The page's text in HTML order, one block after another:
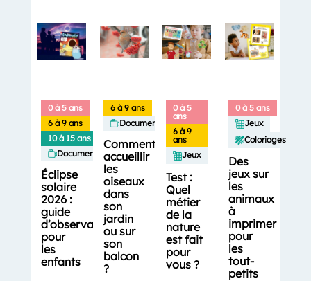
0 à 5 ans
6 à 9 ans
10 à 15 ans
Documentaires
Éclipse
solaire
2026 :
guide
d’observation
pour
les
enfants
6 à 9 ans
Documentaires
Comment
accueillir
les
oiseaux
dans
son
jardin
ou sur
son
balcon
?
0 à 5
ans
6 à 9
ans
Jeux
Test :
Quel
métier
de la
nature
est fait
pour
vous ?
0 à 5 ans
Jeux
Coloriages
Des
jeux sur
les
animaux
à
imprimer
pour
les
tout-
petits